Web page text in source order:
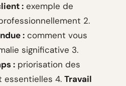
: exemple de
2.
: comment vous
significative 3.
: priorisation des
essentielles 4. Travail